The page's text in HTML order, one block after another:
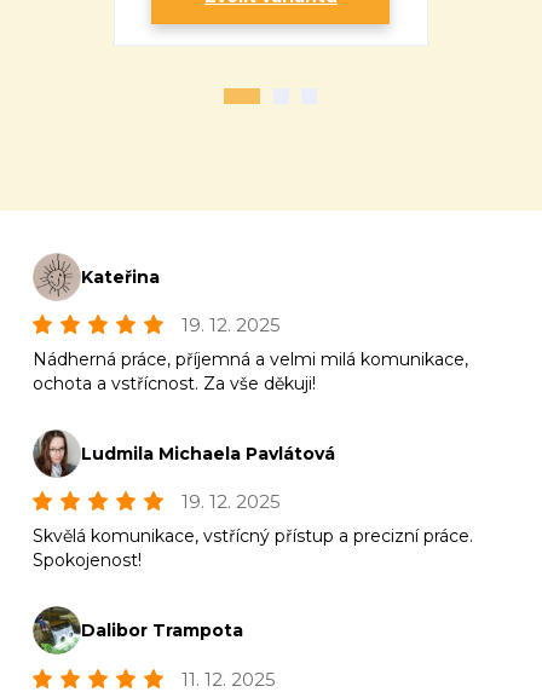
Kateřina
19. 12. 2025
Nádherná práce, příjemná a velmi milá komunikace,
ochota a vstřícnost. Za vše děkuji!
Ludmila Michaela Pavlátová
19. 12. 2025
Skvělá komunikace, vstřícný přístup a precizní práce.
Spokojenost!
Dalibor Trampota
11. 12. 2025